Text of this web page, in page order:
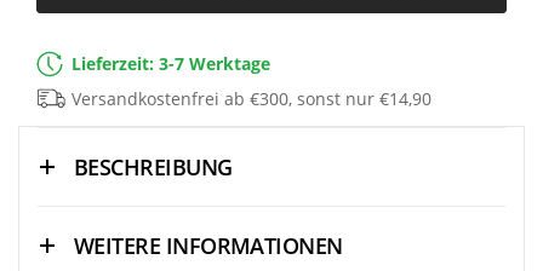
Lieferzeit: 3-7 Werktage
Versandkostenfrei ab €300, sonst nur €14,90
BESCHREIBUNG
WEITERE INFORMATIONEN